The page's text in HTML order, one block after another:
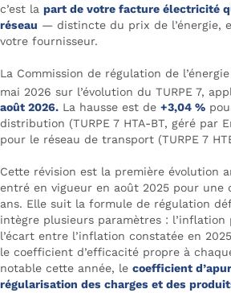
c’est la part de votre facture électricité
réseau — distincte du prix de l’énergie,
votre fournisseur.
La Commission de régulation de
mai 2026 sur l’évolution du TURPE 7,
août 2026. La hausse est de +3,04 %
distribution (TURPE 7 HTA-BT, géré par
pour le réseau de transport (TURPE 7
Cette révision est la première évolution
entré en vigueur en août 2025 pour une
ans. Elle suit la formule de régulation
intègre plusieurs paramètres : l’inflation
l’écart entre l’inflation constatée en
le coefficient d’efficacité propre à
notable cette année, le coefficient
régularisation des charges et des